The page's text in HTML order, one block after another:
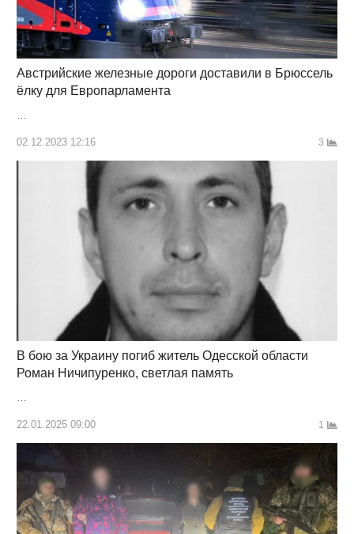
Австрийские железные дороги доставили в Брюссель
ёлку для Европарламента
…
02.12.2023 12:16 3
В бою за Украину погиб житель Одесской области
Роман Ничипуренко, светлая память
…
22.01.2025 09:00 1